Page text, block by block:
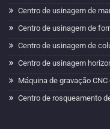
Centro de usinagem de
Centro de usinagem de
Centro de usinagem de
Centro de usinagem
Máquina de gravação
Centro de rosqueamento